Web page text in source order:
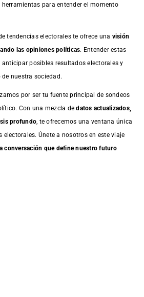
para entender el momento
tendencias electorales te ofrece una visión
las opiniones políticas. Entender estas
posibles resultados electorales y
nuestra sociedad.
por ser tu fuente principal de sondeos
Con una mezcla dedatos actualizados,
profundo , te ofrecemos una ventana única
electorales. Únete a nosotros en este viaje
conversación que define nuestro futuro